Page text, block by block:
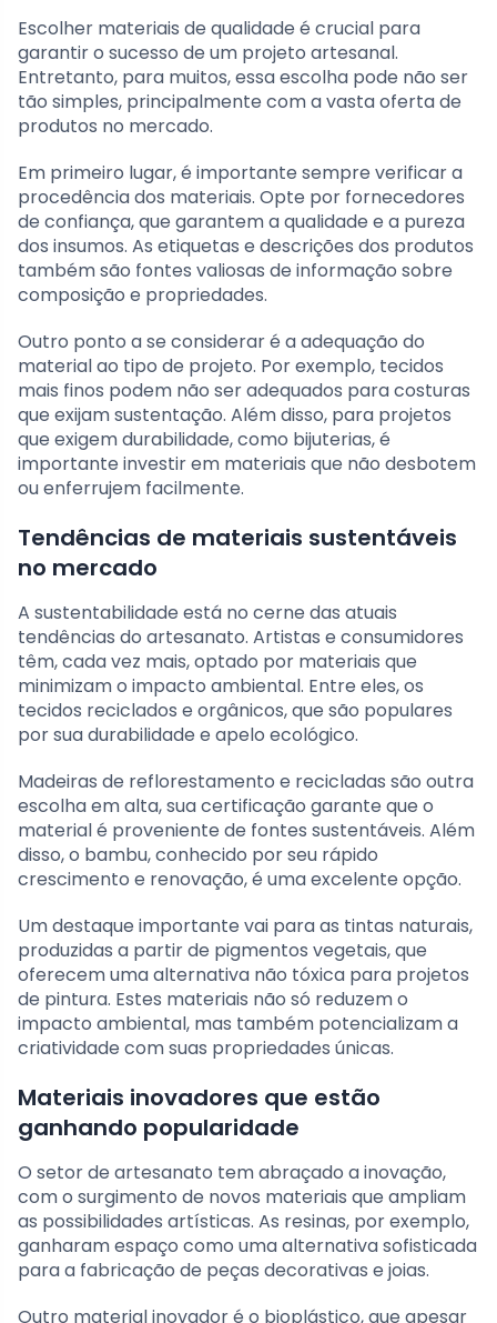
Escolher materiais de qualidade é crucial para
garantir o sucesso de um projeto artesanal.
Entretanto, para muitos, essa escolha pode não ser
tão simples, principalmente com a vasta oferta de
produtos no mercado.
Em primeiro lugar, é importante sempre verificar a
procedência dos materiais. Opte por fornecedores
de confiança, que garantem a qualidade e a pureza
dos insumos. As etiquetas e descrições dos produtos
também são fontes valiosas de informação sobre
composição e propriedades.
Outro ponto a se considerar é a adequação do
material ao tipo de projeto. Por exemplo, tecidos
mais finos podem não ser adequados para costuras
que exijam sustentação. Além disso, para projetos
que exigem durabilidade, como bijuterias, é
importante investir em materiais que não desbotem
ou enferrujem facilmente.
Tendências de materiais sustentáveis
no mercado
A sustentabilidade está no cerne das atuais
tendências do artesanato. Artistas e consumidores
têm, cada vez mais, optado por materiais que
minimizam o impacto ambiental. Entre eles, os
tecidos reciclados e orgânicos, que são populares
por sua durabilidade e apelo ecológico.
Madeiras de reflorestamento e recicladas são outra
escolha em alta, sua certificação garante que o
material é proveniente de fontes sustentáveis. Além
disso, o bambu, conhecido por seu rápido
crescimento e renovação, é uma excelente opção.
Um destaque importante vai para as tintas naturais,
produzidas a partir de pigmentos vegetais, que
oferecem uma alternativa não tóxica para projetos
de pintura. Estes materiais não só reduzem o
impacto ambiental, mas também potencializam a
criatividade com suas propriedades únicas.
Materiais inovadores que estão
ganhando popularidade
O setor de artesanato tem abraçado a inovação,
com o surgimento de novos materiais que ampliam
as possibilidades artísticas. As resinas, por exemplo,
ganharam espaço como uma alternativa sofisticada
para a fabricação de peças decorativas e joias.
Outro material inovador é o bioplástico, que apesar